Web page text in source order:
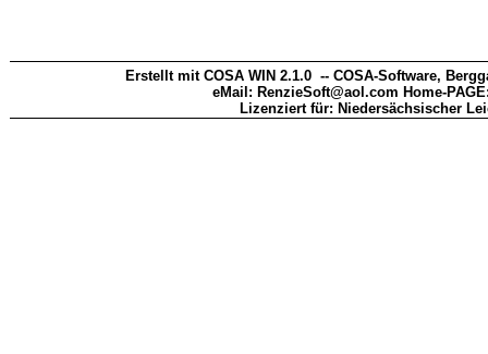
Erstellt mit COSA WIN 2.1.0  -- COSA-Software,
eMail: RenzieSoft@aol.com Home-
Lizenziert für: Niedersächsischer